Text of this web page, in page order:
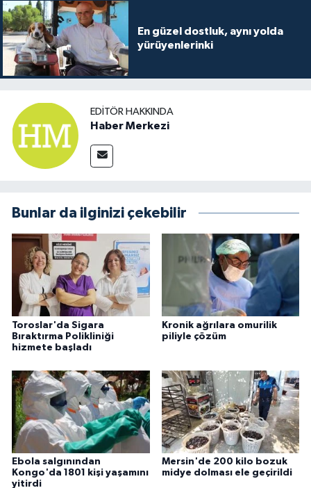
En güzel dostluk, aynı yolda
yürüyenlerinki
EDITÖR HAKKINDA
Haber Merkezi
Bunlar da ilginizi çekebilir
Toroslar'da Sigara
Bıraktırma Polikliniği
hizmete başladı
Kronik ağrılara omurilik
piliyle çözüm
Ebola salgınından
Kongo'da 1801 kişi yaşamını
yitirdi
Mersin'de 200 kilo bozuk
midye dolması ele geçirildi